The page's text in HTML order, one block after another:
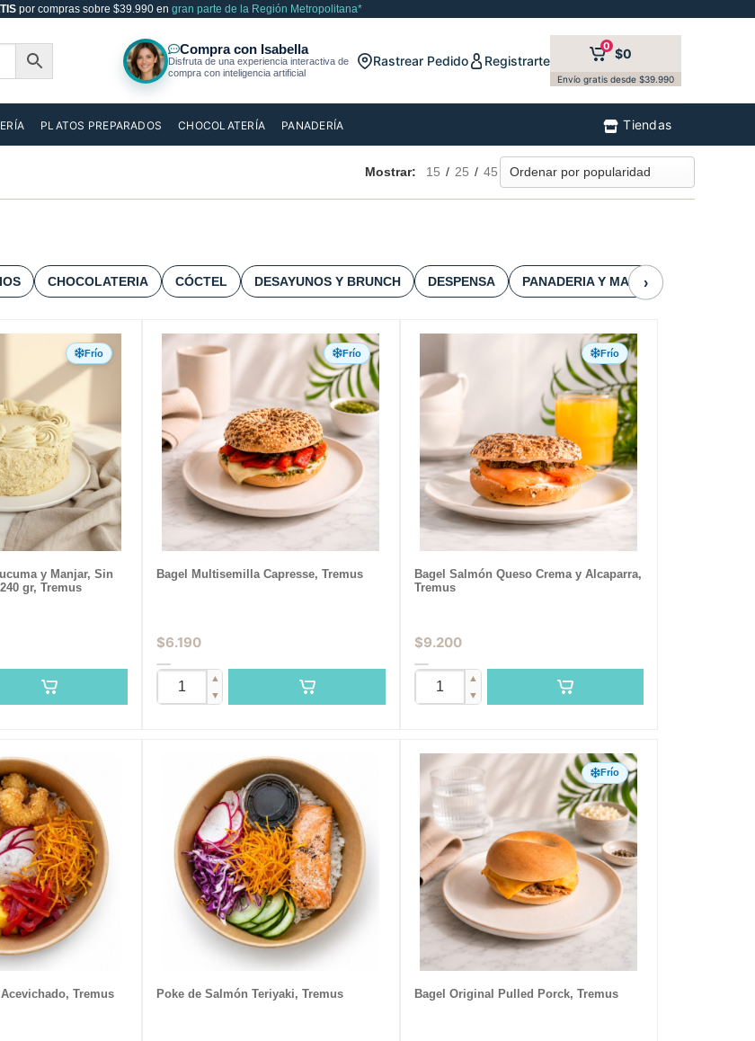
por compras sobre $39.990 en gran parte de la Región Metropolitana*
Rastrear Pedido Registrarte
0 $0
Envío gratis desde $39.990
PLATOS PREPARADOS CHOCOLATERÍA PANADERÍA Tiendas
Mostrar: 15 / 25 / 45
CHOCOLATERIA CÓCTEL DESAYUNOS Y BRUNCH DESPENSA PANADERIA Y MASAS
›
Frío
y Manjar, Sin
gr, Tremus
Frío
Bagel Multisemilla Capresse, Tremus
$6.190
▲
▼
Frío
Bagel Salmón Queso Crema y Alcaparra,
Tremus
$9.200
▲
▼
Tremus Poke de Salmón Teriyaki, Tremus
Frío
Bagel Original Pulled Porck, Tremus